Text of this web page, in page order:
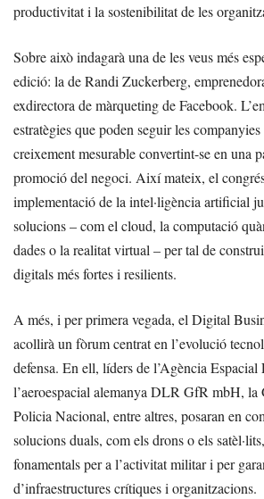
productivitat i la sostenibilitat de les
Sobre això indagarà una de les veus més
edició: la de Randi Zuckerberg,
exdirectora de màrqueting de Facebook.
estratègies que poden seguir les
creixement mesurable convertint-se en una
promoció del negoci. Així mateix, el
implementació de la intel·ligència artificial
solucions – com el cloud, la computació
dades o la realitat virtual – per tal de
digitals més fortes i resilients.
A més, i per primera vegada, el Digital
acollirà un fòrum centrat en l’evolució
defensa. En ell, líders de l’Agència Espacial
l’aeroespacial alemanya DLR GfR mbH,
Policia Nacional, entre altres, posaran en
solucions duals, com els drons o els
fonamentals per a l’activitat militar i per
d’infraestructures crítiques i organitzacions.